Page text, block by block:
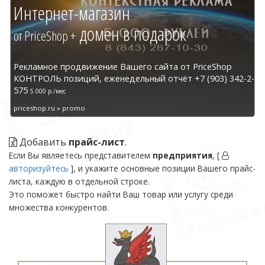
Интернет-магазин
от PriceShop +домен в подарок
Рекламное продвижение Вашего сайта от PriceShop
КОНТРОЛЬ позиций, еженедельный отчёт +7 (903) 342-2-
575 5 000 р./мес
priceshop.ru » promo
Добавить прайс-лист.
Если Вы являетесь представителем предприятия, [
авторизуйтесь ], и укажите основные позиции Вашего прайс-
листа, каждую в отдельной строке.
Это поможет быстро найти Ваш товар или услугу среди
множества конкурентов.